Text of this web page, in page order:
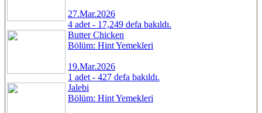
27.Mar.2026
4 adet - 17,249 defa bakıldı.
Butter Chicken
Bölüm: Hint Yemekleri
19.Mar.2026
1 adet - 427 defa bakıldı.
Jalebi
Bölüm: Hint Yemekleri